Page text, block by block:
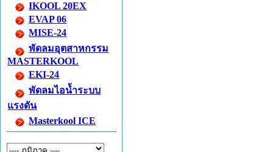
IKOOL 20EX
EVAP 06
MISE-24
พัดลมอุตสาหกรรม
MASTERKOOL
EKI-24
พัดลมไอน้ำระบบ
แรงดัน
Masterkool ICE